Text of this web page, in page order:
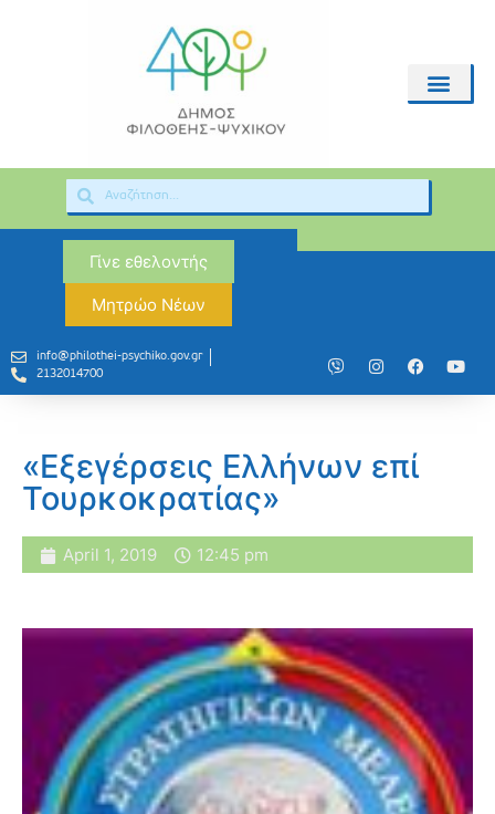
Γίνε εθελοντής
Μητρώο Νέων
info@philothei-psychiko.gov.gr
2132014700
«Εξεγέρσεις Ελλήνων επί
Τουρκοκρατίας»
April 1, 2019 12:45 pm